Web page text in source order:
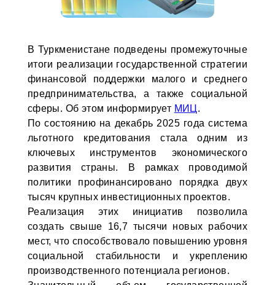
В Туркменистане подведены промежуточные
итоги реализации государственной стратегии
финансовой поддержки малого и среднего
предпринимательства, а также социальной
сферы. Об этом информирует МИЦ .
По состоянию на декабрь 2025 года система
льготного кредитования стала одним из
ключевых инструментов экономического
развития страны. В рамках проводимой
политики профинансировано порядка двух
тысяч крупных инвестиционных проектов.
Реализация этих инициатив позволила
создать свыше 16,7 тысячи новых рабочих
мест, что способствовало повышению уровня
социальной стабильности и укреплению
производственного потенциала регионов.